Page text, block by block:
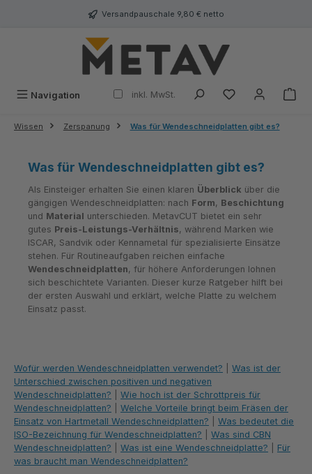
Versandpauschale 9,80 € netto
Navigation inkl. MwSt.
Wissen Zerspanung Was für Wendeschneidplatten gibt es?
Was für Wendeschneidplatten gibt es?
Als Einsteiger erhalten Sie einen klaren Überblick über die
gängigen Wendeschneidplatten: nach Form, Beschichtung
und Material unterschieden. MetavCUT bietet ein sehr
gutes Preis-Leistungs-Verhältnis, während Marken wie
ISCAR, Sandvik oder Kennametal für spezialisierte Einsätze
stehen. Für Routineaufgaben reichen einfache
Wendeschneidplatten, für höhere Anforderungen lohnen
sich beschichtete Varianten. Dieser kurze Ratgeber hilft bei
der ersten Auswahl und erklärt, welche Platte zu welchem
Einsatz passt.
Wofür werden Wendeschneidplatten verwendet?
Was ist der
Unterschied zwischen positiven und negativen
Wendeschneidplatten?
Wie hoch ist der Schrottpreis für
Wendeschneidplatten?
Welche Vorteile bringt beim Fräsen der
Einsatz von Hartmetall Wendeschneidplatten?
Was bedeutet die
ISO-Bezeichnung für Wendeschneidplatten?
Was sind CBN
Wendeschneidplatten?
Was ist eine Wendeschneidplatte?
Für
was braucht man Wendeschneidplatten?